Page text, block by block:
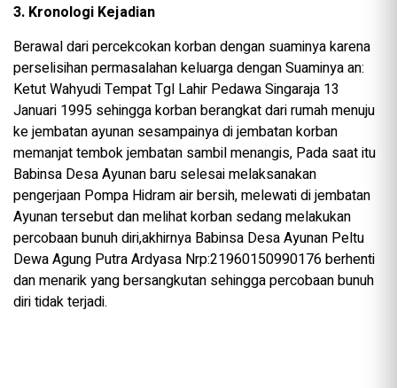
3. Kronologi Kejadian
Berawal dari percekcokan korban dengan suaminya karena
perselisihan permasalahan keluarga dengan Suaminya an:
Ketut Wahyudi Tempat Tgl Lahir Pedawa Singaraja 13
Januari 1995 sehingga korban berangkat dari rumah menuju
ke jembatan ayunan sesampainya di jembatan korban
memanjat tembok jembatan sambil menangis, Pada saat itu
Babinsa Desa Ayunan baru selesai melaksanakan
pengerjaan Pompa Hidram air bersih, melewati di jembatan
Ayunan tersebut dan melihat korban sedang melakukan
percobaan bunuh diri,akhirnya Babinsa Desa Ayunan Peltu
Dewa Agung Putra Ardyasa Nrp:21960150990176 berhenti
dan menarik yang bersangkutan sehingga percobaan bunuh
diri tidak terjadi.